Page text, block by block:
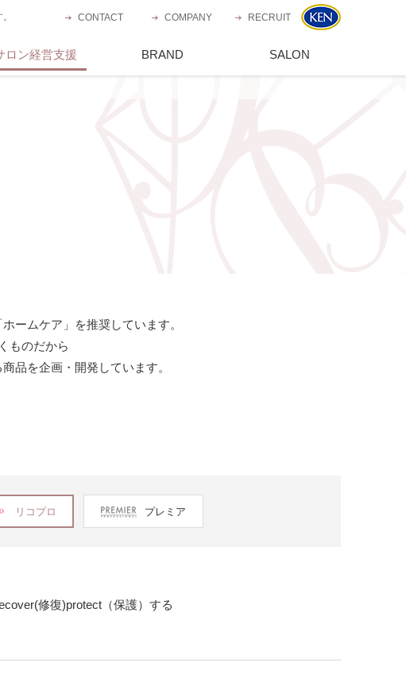
CONTACT
お問い合わせ COMPANY
会社概要 RECRUIT
採用情報
ロン経営支援 BRAND
ブランド一覧 SALON
運営サロン一覧
ームケア」を推奨しています。
ものだから
品を企画・開発しています。
リコプロ プレミア
修復)protect（保護）する